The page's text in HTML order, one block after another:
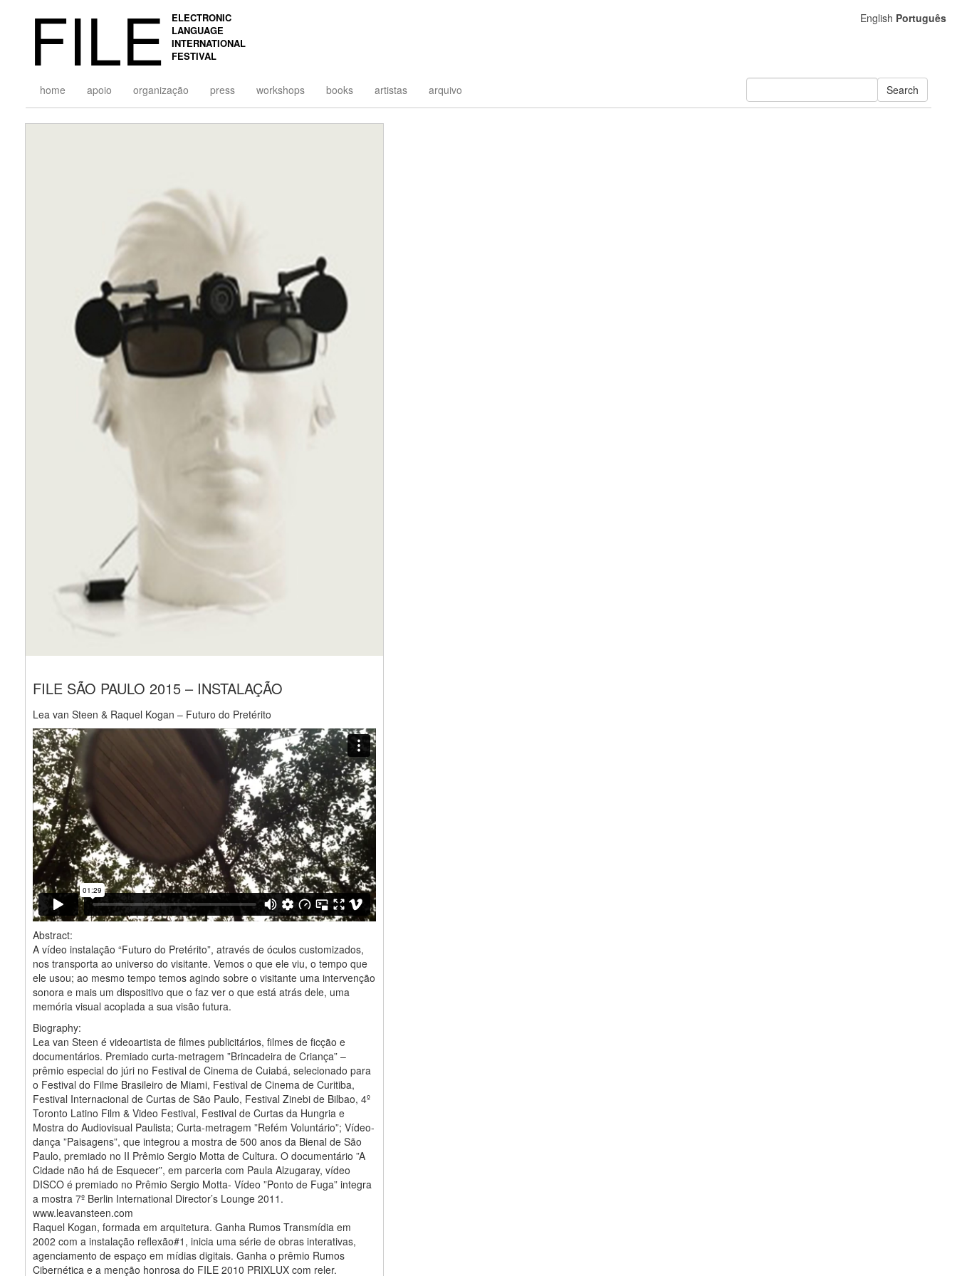
FILE
ELECTRONIC
LANGUAGE
INTERNATIONAL
FESTIVAL
home apoio organização press workshops books artistas arquivo Search
FILE SÃO PAULO 2015 – INSTALAÇÃO
Lea van Steen & Raquel Kogan – Futuro do Pretérito
Abstract:
A vídeo instalação “Futuro do Pretérito”, através de óculos customizados,
nos transporta ao universo do visitante. Vemos o que ele viu, o tempo que
ele usou; ao mesmo tempo temos agindo sobre o visitante uma intervenção
sonora e mais um dispositivo que o faz ver o que está atrás dele, uma
memória visual acoplada a sua visão futura.
Biography:
Lea van Steen é videoartista de filmes publicitários, filmes de ficção e
documentários. Premiado curta-metragem ”Brincadeira de Criança” –
prêmio especial do júri no Festival de Cinema de Cuiabá, selecionado para
o Festival do Filme Brasileiro de Miami, Festival de Cinema de Curitiba,
Festival Internacional de Curtas de São Paulo, Festival Zinebi de Bilbao, 4º
Toronto Latino Film & Video Festival, Festival de Curtas da Hungria e
Mostra do Audiovisual Paulista; Curta-metragem ”Refém Voluntário”; Vídeo-
dança ”Paisagens”, que integrou a mostra de 500 anos da Bienal de São
Paulo, premiado no II Prêmio Sergio Motta de Cultura. O documentário ”A
Cidade não há de Esquecer”, em parceria com Paula Alzugaray, vídeo
DISCO é premiado no Prêmio Sergio Motta- Vídeo ”Ponto de Fuga” integra
a mostra 7º Berlin International Director’s Lounge 2011.
www.leavansteen.com
Raquel Kogan, formada em arquitetura. Ganha Rumos Transmídia em
2002 com a instalação reflexão#1, inicia uma série de obras interativas,
agenciamento de espaço em mídias digitais. Ganha o prêmio Rumos
Cibernética e a menção honrosa do FILE 2010 PRIXLUX com reler.
English Português